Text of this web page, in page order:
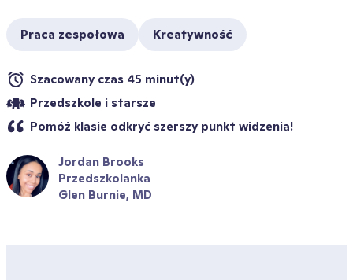
Praca zespołowa Kreatywność
Szacowany czas 45 minut(y)
Przedszkole i starsze
Pomóż klasie odkryć szerszy punkt widzenia!
Jordan Brooks
Przedszkolanka
Glen Burnie, MD